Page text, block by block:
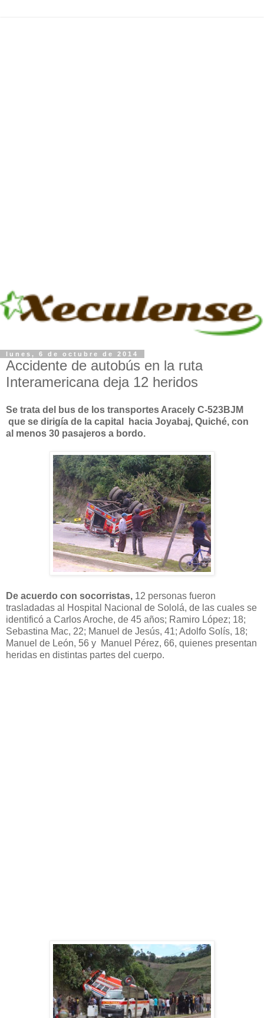
lunes, 6 de octubre de 2014
Accidente de autobús en la ruta
Interamericana deja 12 heridos
Se trata del bus de los transportes Aracely C-523BJM
que se dirigía de la capital hacia Joyabaj, Quiché, con
al menos 30 pasajeros a bordo.
De acuerdo con socorristas, 12 personas fueron
trasladadas al Hospital Nacional de Sololá, de las cuales se
identificó a Carlos Aroche, de 45 años; Ramiro López; 18;
Sebastina Mac, 22; Manuel de Jesús, 41; Adolfo Solís, 18;
Manuel de León, 56 y Manuel Pérez, 66, quienes presentan
heridas en distintas partes del cuerpo.